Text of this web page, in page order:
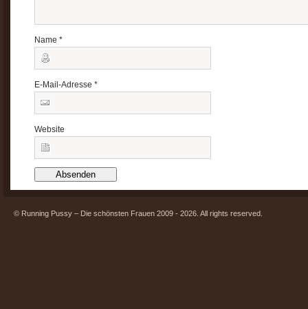
Name *
E-Mail-Adresse *
Website
© Running Pussy – Die schönsten Frauen 2009 - 2026. All rights reserved.